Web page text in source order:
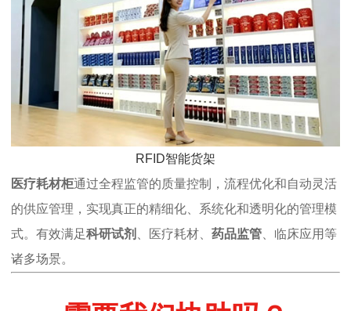
RFID智能货架
医疗耗材柜通过全程监管的质量控制，流程优化和自动灵活
的供应管理，实现真正的精细化、系统化和透明化的管理模
式。有效满足科研试剂 、医疗耗材、 药品监管 、临床应用等
诸多场景。